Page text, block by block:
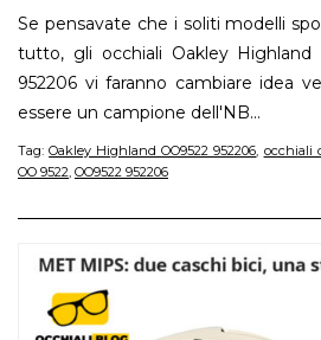
Se pensavate che i soliti modelli
tutto, gli occhiali Oakley Highland
952206 vi faranno cambiare idea
essere un campione dell'NB...
Tag:Oakley Highland OO9522 952206, occhiali
OO 9522, OO9522 952206